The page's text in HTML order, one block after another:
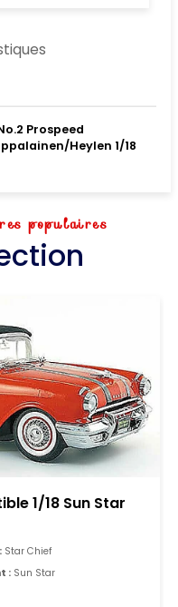
Prospeed
Heylen 1/18
populaires
1/18 Sun Star
Star Chief
: Sun Star